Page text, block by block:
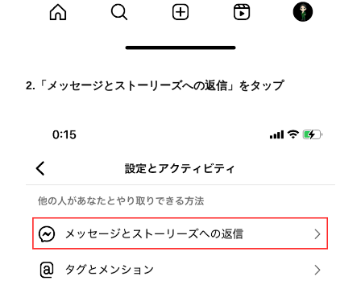
2.「メッセージとストーリーズへの返信」をタップ